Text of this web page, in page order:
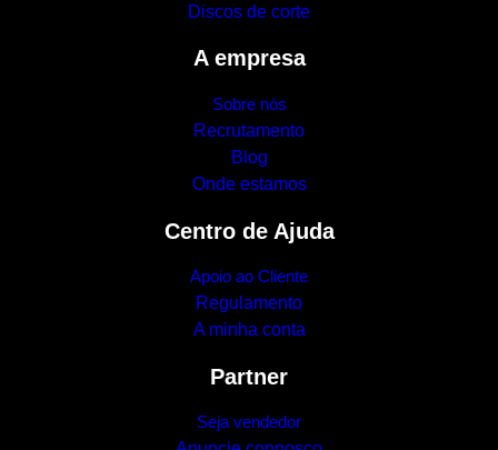
Discos de corte
A empresa
Sobre nós
Recrutamento
Blog
Onde estamos
Centro de Ajuda
Apoio ao Cliente
Regulamento
A minha conta
Partner
Seja vendedor